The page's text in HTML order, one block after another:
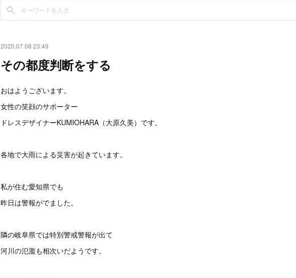
2020.07.08 23:49
その都度判断をする
おはようございます。
女性の笑顔のサポーター
ドレスデザイナーKUMIOHARA（大原久美）です。
各地で大雨による災害が起きています。
私が住む愛知県でも
昨日は警報がでました。
隣の岐阜県では特別警戒警報が出て
河川の氾濫も相次いだようです。